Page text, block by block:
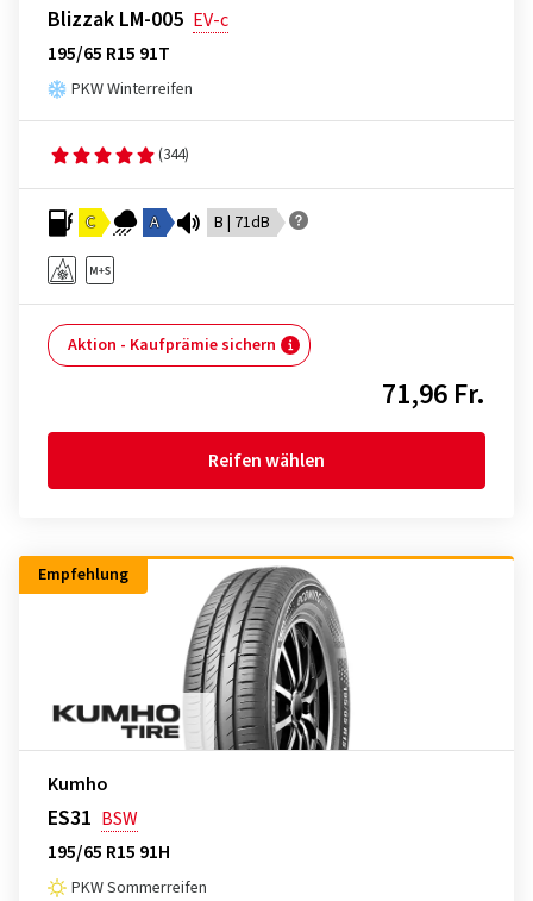
Blizzak LM-005 EV-c
195/65 R15 91T
PKW Winterreifen
(344)
C A B | 71dB
Aktion - Kaufprämie sichern
71,96 Fr.
Reifen wählen
Empfehlung
Kumho
ES31 BSW
195/65 R15 91H
PKW Sommerreifen